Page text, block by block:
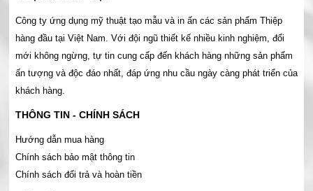
Công ty ứng dụng mỹ thuật tạo mẫu và in ấn các sản phẩm Thiệp
hàng đầu tại Việt Nam. Với đội ngũ thiết kế nhiều kinh nghiệm, đổi
mới không ngừng, tự tin cung cấp đến khách hàng những sản phẩm
ấn tượng và độc đáo nhất, đáp ứng nhu cầu ngày càng phát triển của
khách hàng.
THÔNG TIN - CHÍNH SÁCH
Hướng dẫn mua hàng
Chính sách bảo mật thông tin
Chính sách đổi trả và hoàn tiền